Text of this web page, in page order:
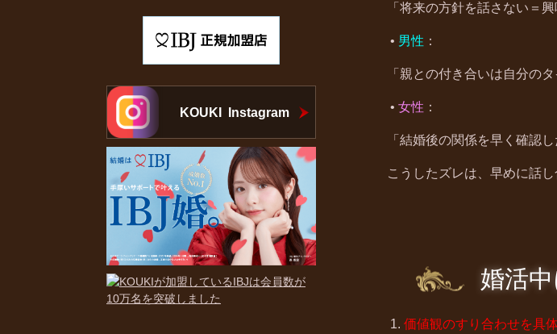
「将来の方針を話さない＝興
• 男性 ：
「親との付き合いは自分のタ
• 女性 ：
「結婚後の関係を早く確認し
こうしたズレは、早めに話
婚活
1. 価値観のすり合わせを具
KOUKI Instagram